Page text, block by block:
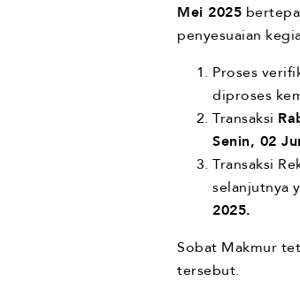
Mei 2025
penyesuaian
Proses
diproses
Transaksi
Senin, 02
Transaksi
selanjutnya
2025.
Sobat Makmur
tersebut.